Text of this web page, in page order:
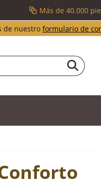
Más de 40.000
de nuestro formulario de